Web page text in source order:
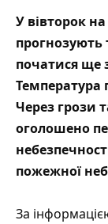
У вівторок
прогнозують
початися ще
Температура
Через грози
оголошено
пожежної
За